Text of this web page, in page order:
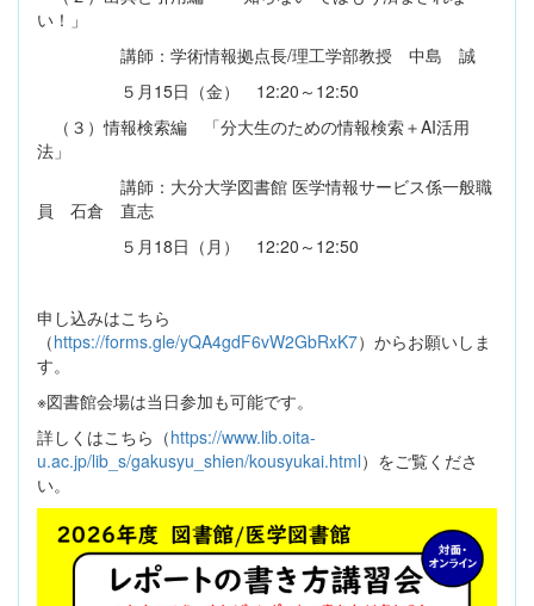
い！」
講師：学術情報拠点長/理工学部教授 中島 誠
５月15日（金） 12:20～12:50
（３）情報検索編 「分大生のための情報検索＋AI活用
法」
講師：大分大学図書館 医学情報サービス係一般職
員 石倉 直志
５月18日（月） 12:20～12:50
申し込みはこちら
（https://forms.gle/yQA4gdF6vW2GbRxK7）からお願いしま
す。
※図書館会場は当日参加も可能です。
詳しくはこちら（https://www.lib.oita-
u.ac.jp/lib_s/gakusyu_shien/kousyukai.html）をご覧くださ
い。